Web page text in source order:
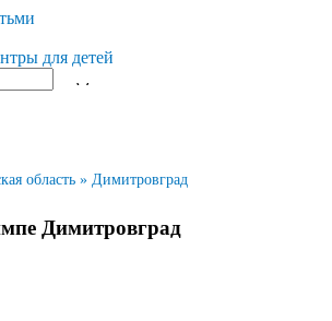
для детей
область » Димитровград
Димитровград